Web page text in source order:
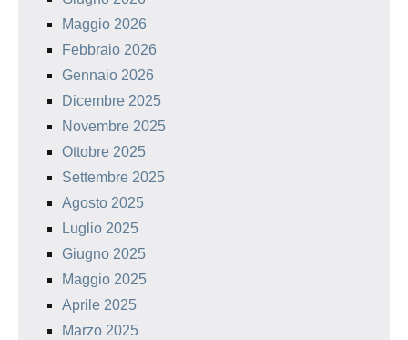
Maggio 2026
Febbraio 2026
Gennaio 2026
Dicembre 2025
Novembre 2025
Ottobre 2025
Settembre 2025
Agosto 2025
Luglio 2025
Giugno 2025
Maggio 2025
Aprile 2025
Marzo 2025